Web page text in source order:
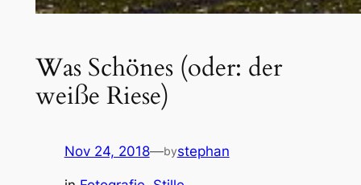
Was Schönes (oder: der
weiße Riese)
Nov 24, 2018—bystephan